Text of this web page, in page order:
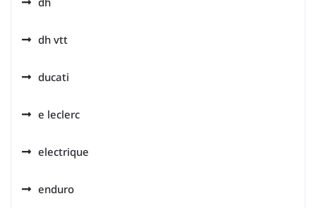
dh vtt
ducati
e leclerc
electrique
enduro